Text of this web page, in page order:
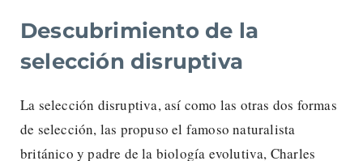
Descubrimiento de la
selección disruptiva
La selección disruptiva, así como las otras dos formas
de selección, las propuso el famoso naturalista
británico y padre de la biología evolutiva, Charles